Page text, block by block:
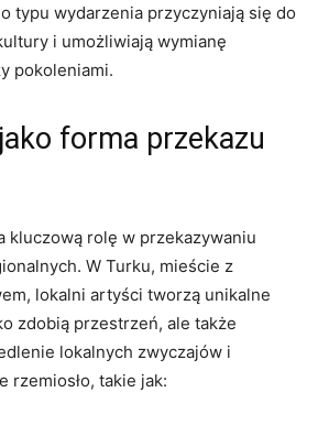
typu wydarzenia przyczyniają się do
i umożliwiają wymianę
pokoleniami.
forma przekazu
kluczową rolę w przekazywaniu
W Turku, mieście z
lokalni artyści tworzą unikalne
zdobią przestrzeń, ale także
lokalnych zwyczajów i
rzemiosło, takie jak: